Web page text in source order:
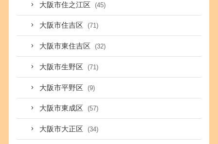
大阪市住之江区 (45)
大阪市住吉区 (71)
大阪市東住吉区 (32)
大阪市生野区 (71)
大阪市平野区 (9)
大阪市東成区 (57)
大阪市大正区 (34)